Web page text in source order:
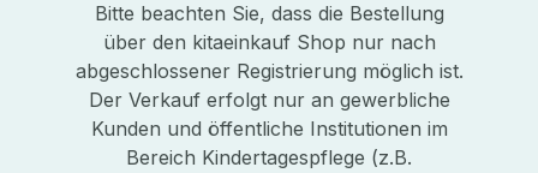
Bitte beachten Sie, dass die Bestellung
über den kitaeinkauf Shop nur nach
abgeschlossener Registrierung möglich ist.
Der Verkauf erfolgt nur an gewerbliche
Kunden und öffentliche Institutionen im
Bereich Kindertagespflege (z.B.